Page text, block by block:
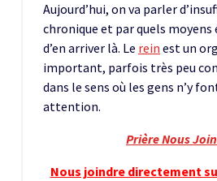
Aujourd’hui, on va parler
chronique et par quels
d’en arriver là. Le rein est un
important, parfois très peu
dans le sens où les gens n’y
attention.
Prière Nous
Nous joindre directement